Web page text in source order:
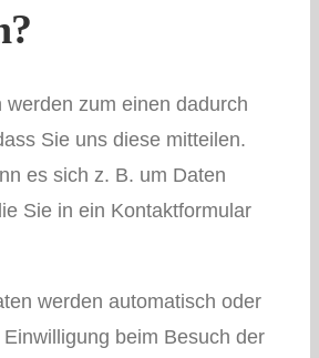
werden zum einen dadurch
Sie uns diese mitteilen.
es sich z. B. um Daten
Sie in ein Kontaktformular
werden automatisch oder
beim Besuch der